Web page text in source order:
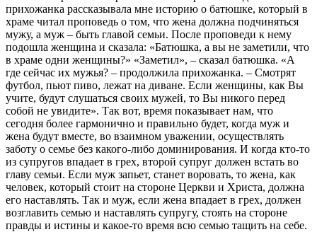
прихожанка рассказывала мне историю о батюшке, который в
храме читал проповедь о том, что жена должна подчиняться
мужу, а муж – быть главой семьи. После проповеди к нему
подошла женщина и сказала: «Батюшка, а вы не заметили, что
в храме одни женщины?» «Заметил», – сказал батюшка. «А
где сейчас их мужья? – продолжила прихожанка. – Смотрят
футбол, пьют пиво, лежат на диване. Если женщины, как Вы
учите, будут слушаться своих мужей, то Вы никого перед
собой не увидите». Так вот, время показывает нам, что
сегодня более гармонично и правильно будет, когда муж и
жена будут вместе, во взаимном уважении, осуществлять
заботу о семье без какого-либо доминирования. И когда кто-то
из супругов впадает в грех, второй супруг должен встать во
главу семьи. Если муж запьет, станет воровать, то жена, как
человек, который стоит на стороне Церкви и Христа, должна
его наставлять. Так и муж, если жена впадает в грех, должен
возглавить семью и наставлять супругу, стоять на стороне
правды и истины и какое-то время всю семью тащить на себе.